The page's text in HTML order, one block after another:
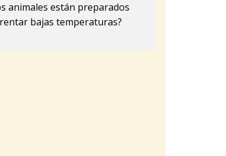
animales están preparados
bajas temperaturas?